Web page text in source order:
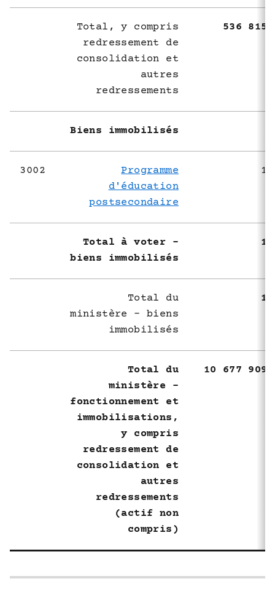
Total, y compris
redressement de
consolidation et
autres
redressements
536 815
Biens immobilisés
3002
Programme
d'éducation
postsecondaire
1
Total à voter -
biens immobilisés
1
Total du
ministère - biens
immobilisés
1
Total du
ministère -
fonctionnement et
immobilisations,
y compris
redressement de
consolidation et
autres
redressements
(actif non
compris)
10 677 909